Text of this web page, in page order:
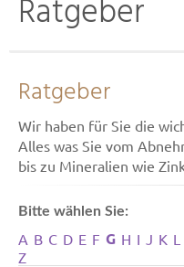
Ratgeber
Ratgeber
Wir haben für Sie die
Alles was Sie vom
bis zu Mineralien wie
Bitte wählen Sie:
A B C D E F G H I J K L
Z